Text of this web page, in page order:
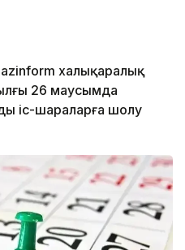
халықаралық
26 маусымда
іс-шараларға шолу